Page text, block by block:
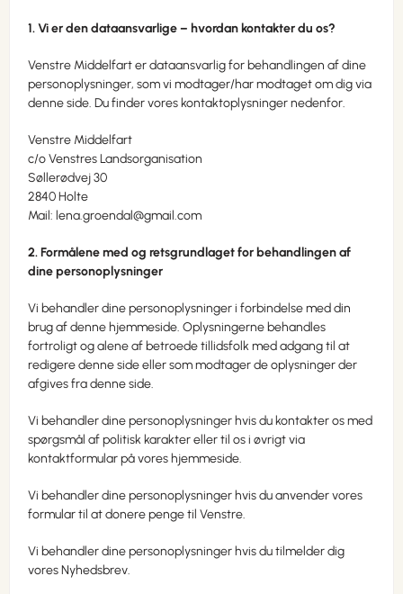
1. Vi er den dataansvarlige – hvordan kontakter du os?
Venstre Middelfart er dataansvarlig for behandlingen af dine
personoplysninger, som vi modtager/har modtaget om dig via
denne side. Du finder vores kontaktoplysninger nedenfor.
Venstre Middelfart
c/o Venstres Landsorganisation
Søllerødvej 30
2840 Holte
Mail: lena.groendal@gmail.com
2. Formålene med og retsgrundlaget for behandlingen af
dine personoplysninger
Vi behandler dine personoplysninger i forbindelse med din
brug af denne hjemmeside. Oplysningerne behandles
fortroligt og alene af betroede tillidsfolk med adgang til at
redigere denne side eller som modtager de oplysninger der
afgives fra denne side.
Vi behandler dine personoplysninger hvis du kontakter os med
spørgsmål af politisk karakter eller til os i øvrigt via
kontaktformular på vores hjemmeside.
Vi behandler dine personoplysninger hvis du anvender vores
formular til at donere penge til Venstre.
Vi behandler dine personoplysninger hvis du tilmelder dig
vores Nyhedsbrev.